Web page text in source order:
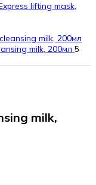
lifting mask,
milk, 200мл 5
milk,